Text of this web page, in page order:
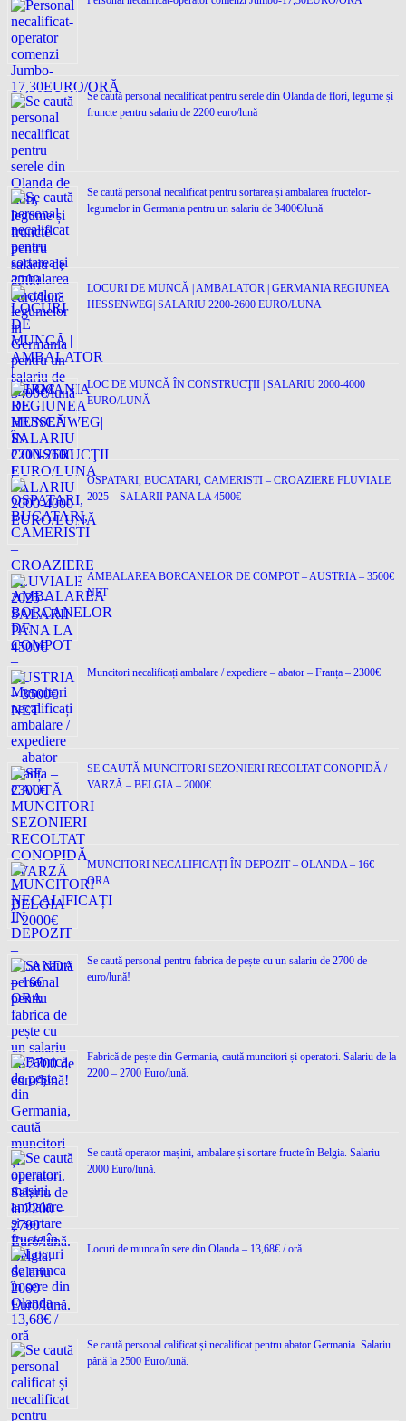
Se caută personal necalificat pentru serele din Olanda de flori, legume și
fruncte pentru salariu de 2200 euro/lună
Se caută personal necalificat pentru sortarea și ambalarea fructelor-
legumelor in Germania pentru un salariu de 3400€/lună
LOCURI DE MUNCĂ | AMBALATOR | GERMANIA REGIUNEA
HESSENWEG| SALARIU 2200-2600 EURO/LUNA
LOC DE MUNCĂ ÎN CONSTRUCŢII | SALARIU 2000-4000
EURO/LUNĂ
OSPATARI, BUCATARI, CAMERISTI – CROAZIERE FLUVIALE
2025 – SALARII PANA LA 4500€
AMBALAREA BORCANELOR DE COMPOT – AUSTRIA – 3500€
NET
Muncitori necalificați ambalare / expediere – abator – Franța – 2300€
SE CAUTĂ MUNCITORI SEZONIERI RECOLTAT CONOPIDĂ /
VARZĂ – BELGIA – 2000€
MUNCITORI NECALIFICAȚI ÎN DEPOZIT – OLANDA – 16€
ORA
Se caută personal pentru fabrica de pește cu un salariu de 2700 de
euro/lună!
Fabrică de pește din Germania, caută muncitori și operatori. Salariu de la
2200 – 2700 Euro/lună.
Se caută operator mașini, ambalare și sortare fructe în Belgia. Salariu
2000 Euro/lună.
Locuri de munca în sere din Olanda – 13,68€ / oră
Se caută personal calificat și necalificat pentru abator Germania. Salariu
până la 2500 Euro/lună.